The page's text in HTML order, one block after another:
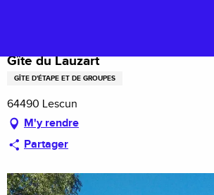
principal
Gîte du Lauzart
GÎTE D'ÉTAPE ET DE GROUPES
64490 Lescun
M'y rendre
Partager